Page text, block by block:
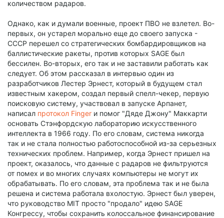
количеством радаров.
Однако, как и думали военные, проект ПВО не взлетел. Во-
первых, он устарел морально еще до своего запуска -
СССР перешел со стратегических бомбардировщиков на
баллистические ракеты, против которых SAGE был
бессилен. Во-вторых, его так и не заставили работать как
следует. Об этом рассказал в интервью один из
разработчиков Лестер Эрнест, который в будущем стал
известным хакером, создал первый спелл-чекер, первую
поисковую систему, участвовал в запуске Арпанет,
написал протокол Finger и помог "Дяде Джону" Маккарти
основать Стэнфордскую лабораторию искусственного
интеллекта в 1966 году. По его словам, система никогда
так и не стала полностью работоспособной из-за серьезных
технических проблем. Например, когда Эрнест пришел на
проект, оказалось, что данные с радаров не фильтруются
от помех и во многих случаях компьютеры не могут их
обрабатывать. По его словам, эта проблема так и не была
решена и система работала вхолостую. Эрнест был уверен,
что руководство MIT просто "продало" идею SAGE
Конгрессу, чтобы сохранить колоссальное финансирование